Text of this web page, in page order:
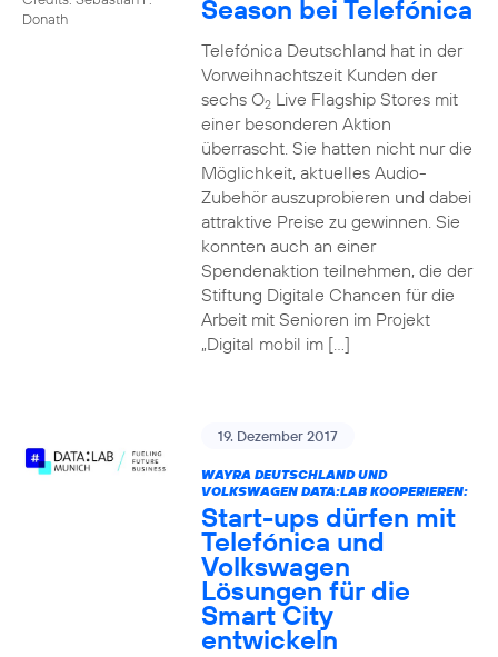
Donath
Season bei Telefónica
Telefónica Deutschland hat in der
Vorweihnachtszeit Kunden der
sechs O2Live Flagship Stores mit
einer besonderen Aktion
überrascht. Sie hatten nicht nur die
Möglichkeit, aktuelles Audio-
Zubehör auszuprobieren und dabei
attraktive Preise zu gewinnen. Sie
konnten auch an einer
Spendenaktion teilnehmen, die der
Stiftung Digitale Chancen für die
Arbeit mit Senioren im Projekt
„Digital mobil im […]
19. Dezember 2017
WAYRA DEUTSCHLAND UND
VOLKSWAGEN DATA:LAB KOOPERIEREN:
Start-ups dürfen mit
Telefónica und
Volkswagen
Lösungen für die
Smart City
entwickeln